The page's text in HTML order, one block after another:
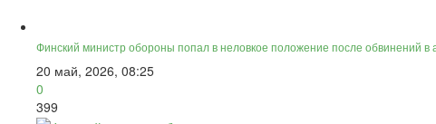
Финский министр обороны попал в неловкое положение после обвинений в
20 май, 2026, 08:25
0
399